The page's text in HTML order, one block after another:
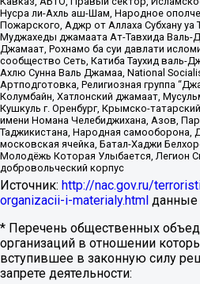
Нусра ли-Ахль аш-Шам, Народное
Пожарского, Аджр от Аллаха Субхану уа
Муджахеды джамаата Ат-Тавхида Валь-
Джамаат, Рохнамо ба суи давлати
сообщество Сеть, Катиба Таухид валь-
Ахлю Сунна Валь Джамаа, National
Артподготовка, Религиозная группа
Колумбайн, Хатлонский джамаат,
Кушкуль г. Оренбург, Крымско-
имени Номана Челебиджихана, Азов,
Таджикистана, Народная самооборона,
московская ячейка, Батал-Хаджи
Молодёжь Которая Улыбается, Легион
добровольческий корпус
Источник: http://nac.gov.ru/
organizacii-i-materialy.html данные
* Перечень общественных
организаций в отношении
вступившее в законную силу
запрете деятельности: